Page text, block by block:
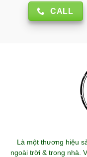
CALL
Là một thương hiệu
ngoài trời & trong nhà.